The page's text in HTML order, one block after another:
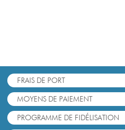
FRAIS DE PORT
MOYENS DE PAIEMENT
PROGRAMME DE FIDÉLISATION